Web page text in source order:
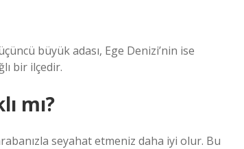
büyük adası, Ege Denizi’nin ise
bir ilçedir.
mı?
seyahat etmeniz daha iyi olur. Bu